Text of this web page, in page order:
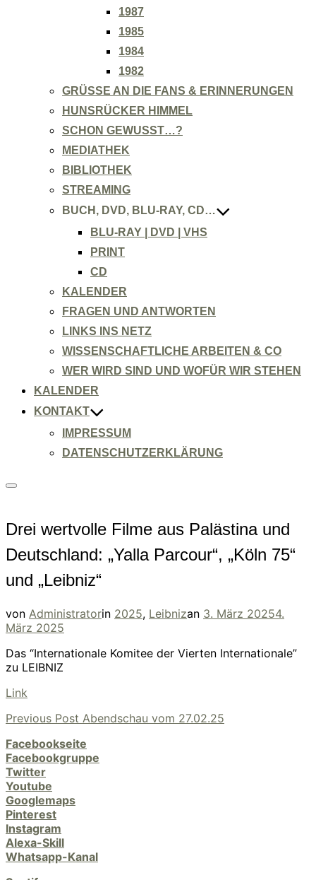
1987
1985
1984
1982
GRÜSSE AN DIE FANS & ERINNERUNGEN
HUNSRÜCKER HIMMEL
SCHON GEWUSST…?
MEDIATHEK
BIBLIOTHEK
STREAMING
BUCH, DVD, BLU-RAY, CD…
BLU-RAY | DVD | VHS
PRINT
CD
KALENDER
FRAGEN UND ANTWORTEN
LINKS INS NETZ
WISSENSCHAFTLICHE ARBEITEN & CO
WER WIRD SIND UND WOFÜR WIR STEHEN
KALENDER
KONTAKT
IMPRESSUM
DATENSCHUTZERKLÄRUNG
Seitenleiste
umschalten
Drei wertvolle Filme aus Palästina und
Deutschland: „Yalla Parcour“, „Köln 75“
und „Leibniz“
von Administratorin 2025, Leibnizan Veröffentlicht
3. März 20254.
März 2025
Das “Internationale Komitee der Vierten Internationale”
zu LEIBNIZ
Link
Beitragsnavigation
Previous
Previous Post Abendschau vom 27.02.25
Facebookseite
Facebookgruppe
Twitter
Youtube
Googlemaps
Pinterest
Instagram
Alexa-Skill
Whatsapp-Kanal